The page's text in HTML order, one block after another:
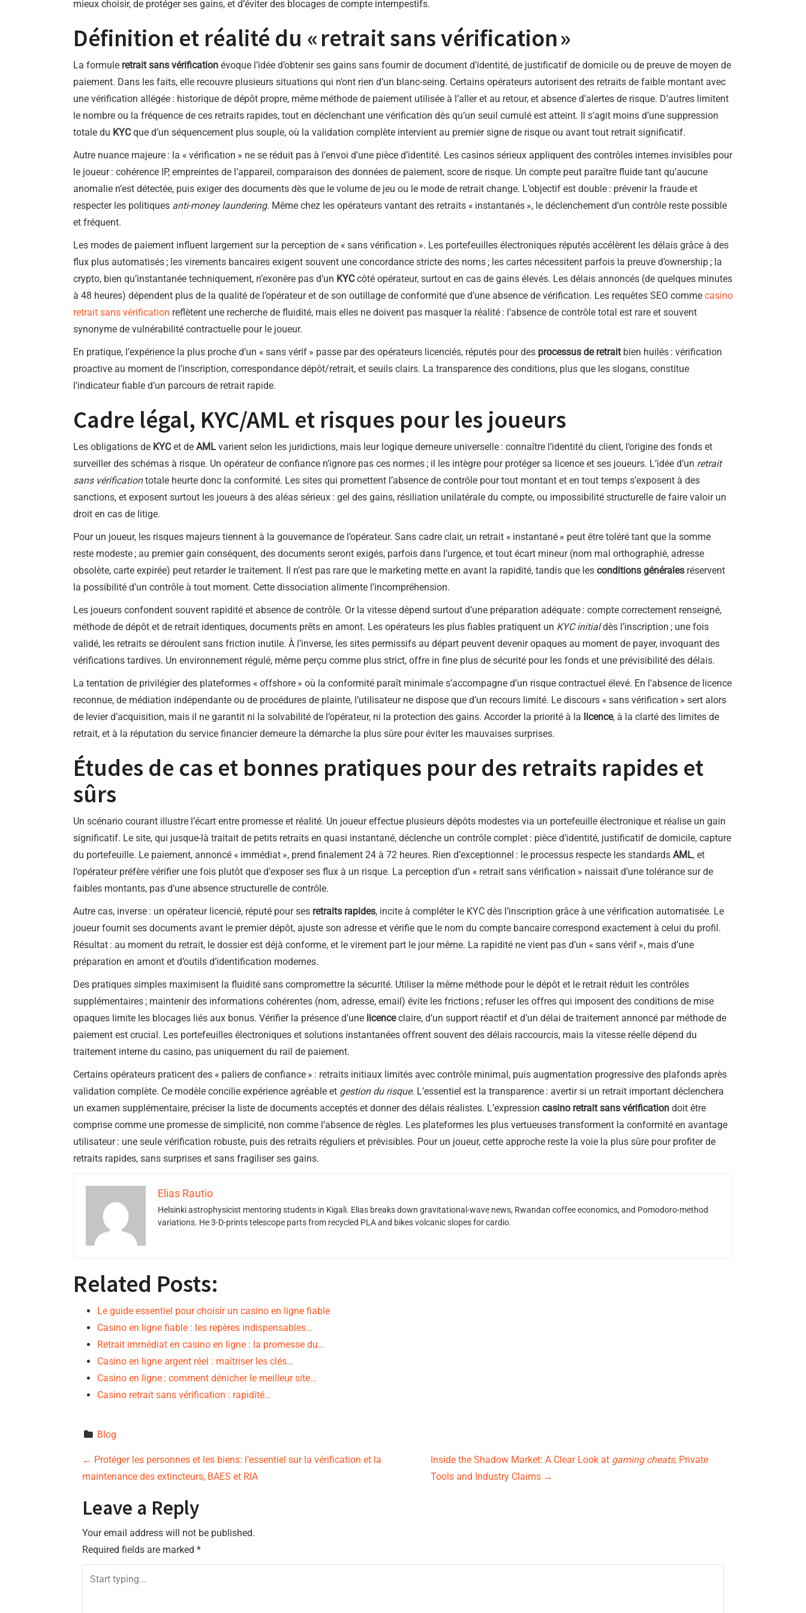
mieux choisir, de protéger ses gains, et d’éviter des blocages de compte intempestifs.
Définition et réalité du « retrait sans vérification »
La formule retrait sans vérification évoque l’idée d’obtenir ses gains sans fournir de document d’identité, de justificatif de domicile ou de preuve de moyen de
paiement. Dans les faits, elle recouvre plusieurs situations qui n’ont rien d’un blanc-seing. Certains opérateurs autorisent des retraits de faible montant avec
une vérification allégée : historique de dépôt propre, même méthode de paiement utilisée à l’aller et au retour, et absence d’alertes de risque. D’autres limitent
le nombre ou la fréquence de ces retraits rapides, tout en déclenchant une vérification dès qu’un seuil cumulé est atteint. Il s’agit moins d’une suppression
totale du KYCque d’un séquencement plus souple, où la validation complète intervient au premier signe de risque ou avant tout retrait significatif.
Autre nuance majeure : la « vérification » ne se réduit pas à l’envoi d’une pièce d’identité. Les casinos sérieux appliquent des contrôles internes invisibles pour
le joueur : cohérence IP, empreintes de l’appareil, comparaison des données de paiement, score de risque. Un compte peut paraître fluide tant qu’aucune
anomalie n’est détectée, puis exiger des documents dès que le volume de jeu ou le mode de retrait change. L’objectif est double : prévenir la fraude et
respecter les politiques anti-money laundering. Même chez les opérateurs vantant des retraits « instantanés », le déclenchement d’un contrôle reste possible
et fréquent.
Les modes de paiement influent largement sur la perception de « sans vérification ». Les portefeuilles électroniques réputés accélèrent les délais grâce à des
flux plus automatisés ; les virements bancaires exigent souvent une concordance stricte des noms ; les cartes nécessitent parfois la preuve d’ownership ; la
crypto, bien qu’instantanée techniquement, n’exonère pas d’un KYCcôté opérateur, surtout en cas de gains élevés. Les délais annoncés (de quelques minutes
à 48 heures) dépendent plus de la qualité de l’opérateur et de son outillage de conformité que d’une absence de vérification. Les requêtes SEO comme casino
retrait sans vérification reflètent une recherche de fluidité, mais elles ne doivent pas masquer la réalité : l’absence de contrôle total est rare et souvent
synonyme de vulnérabilité contractuelle pour le joueur.
En pratique, l’expérience la plus proche d’un « sans vérif » passe par des opérateurs licenciés, réputés pour des processus de retraitbien huilés : vérification
proactive au moment de l’inscription, correspondance dépôt/retrait, et seuils clairs. La transparence des conditions, plus que les slogans, constitue
l’indicateur fiable d’un parcours de retrait rapide.
Cadre légal, KYC/AML et risques pour les joueurs
Les obligations de KYCet de AML varient selon les juridictions, mais leur logique demeure universelle : connaître l’identité du client, l’origine des fonds et
surveiller des schémas à risque. Un opérateur de confiance n’ignore pas ces normes ; il les intègre pour protéger sa licence et ses joueurs. L’idée d’un retrait
sans vérificationtotale heurte donc la conformité. Les sites qui promettent l’absence de contrôle pour tout montant et en tout temps s’exposent à des
sanctions, et exposent surtout les joueurs à des aléas sérieux : gel des gains, résiliation unilatérale du compte, ou impossibilité structurelle de faire valoir un
droit en cas de litige.
Pour un joueur, les risques majeurs tiennent à la gouvernance de l’opérateur. Sans cadre clair, un retrait « instantané » peut être toléré tant que la somme
reste modeste ; au premier gain conséquent, des documents seront exigés, parfois dans l’urgence, et tout écart mineur (nom mal orthographié, adresse
obsolète, carte expirée) peut retarder le traitement. Il n’est pas rare que le marketing mette en avant la rapidité, tandis que les conditions générales réservent
la possibilité d’un contrôle à tout moment. Cette dissociation alimente l’incompréhension.
Les joueurs confondent souvent rapidité et absence de contrôle. Or la vitesse dépend surtout d’une préparation adéquate : compte correctement renseigné,
méthode de dépôt et de retrait identiques, documents prêts en amont. Les opérateurs les plus fiables pratiquent un KYC initialdès l’inscription ; une fois
validé, les retraits se déroulent sans friction inutile. À l’inverse, les sites permissifs au départ peuvent devenir opaques au moment de payer, invoquant des
vérifications tardives. Un environnement régulé, même perçu comme plus strict, offre in fine plus de sécurité pour les fonds et une prévisibilité des délais.
La tentation de privilégier des plateformes « offshore » où la conformité paraît minimale s’accompagne d’un risque contractuel élevé. En l’absence de licence
reconnue, de médiation indépendante ou de procédures de plainte, l’utilisateur ne dispose que d’un recours limité. Le discours « sans vérification » sert alors
de levier d’acquisition, mais il ne garantit ni la solvabilité de l’opérateur, ni la protection des gains. Accorder la priorité à la licence, à la clarté des limites de
retrait, et à la réputation du service financier demeure la démarche la plus sûre pour éviter les mauvaises surprises.
Études de cas et bonnes pratiques pour des retraits rapides et
sûrs
Un scénario courant illustre l’écart entre promesse et réalité. Un joueur effectue plusieurs dépôts modestes via un portefeuille électronique et réalise un gain
significatif. Le site, qui jusque-là traitait de petits retraits en quasi instantané, déclenche un contrôle complet : pièce d’identité, justificatif de domicile, capture
du portefeuille. Le paiement, annoncé « immédiat », prend finalement 24 à 72 heures. Rien d’exceptionnel : le processus respecte les standards AML, et
l’opérateur préfère vérifier une fois plutôt que d’exposer ses flux à un risque. La perception d’un « retrait sans vérification » naissait d’une tolérance sur de
faibles montants, pas d’une absence structurelle de contrôle.
Autre cas, inverse : un opérateur licencié, réputé pour ses retraits rapides, incite à compléter le KYC dès l’inscription grâce à une vérification automatisée. Le
joueur fournit ses documents avant le premier dépôt, ajuste son adresse et vérifie que le nom du compte bancaire correspond exactement à celui du profil.
Résultat : au moment du retrait, le dossier est déjà conforme, et le virement part le jour même. La rapidité ne vient pas d’un « sans vérif », mais d’une
préparation en amont et d’outils d’identification modernes.
Des pratiques simples maximisent la fluidité sans compromettre la sécurité. Utiliser la même méthode pour le dépôt et le retrait réduit les contrôles
supplémentaires ; maintenir des informations cohérentes (nom, adresse, email) évite les frictions ; refuser les offres qui imposent des conditions de mise
opaques limite les blocages liés aux bonus. Vérifier la présence d’une licenceclaire, d’un support réactif et d’un délai de traitement annoncé par méthode de
paiement est crucial. Les portefeuilles électroniques et solutions instantanées offrent souvent des délais raccourcis, mais la vitesse réelle dépend du
traitement interne du casino, pas uniquement du rail de paiement.
Certains opérateurs praticent des « paliers de confiance » : retraits initiaux limités avec contrôle minimal, puis augmentation progressive des plafonds après
validation complète. Ce modèle concilie expérience agréable et gestion du risque. L’essentiel est la transparence : avertir si un retrait important déclenchera
un examen supplémentaire, préciser la liste de documents acceptés et donner des délais réalistes. L’expression casino retrait sans vérification doit être
comprise comme une promesse de simplicité, non comme l’absence de règles. Les plateformes les plus vertueuses transforment la conformité en avantage
utilisateur : une seule vérification robuste, puis des retraits réguliers et prévisibles. Pour un joueur, cette approche reste la voie la plus sûre pour profiter de
retraits rapides, sans surprises et sans fragiliser ses gains.
Elias Rautio
Helsinki astrophysicist mentoring students in Kigali. Elias breaks down gravitational-wave news, Rwandan coffee economics, and Pomodoro-method
variations. He 3-D-prints telescope parts from recycled PLA and bikes volcanic slopes for cardio.
Related Posts:
Le guide essentiel pour choisir un casino en ligne fiable
Casino en ligne fiable : les repères indispensables…
Retrait immédiat en casino en ligne : la promesse du…
Casino en ligne argent réel : maîtriser les clés…
Casino en ligne : comment dénicher le meilleur site…
Casino retrait sans vérification : rapidité…
Blog
P
s
t
n
← Protéger les personnes et les biens: l’essentiel sur la vérification et la
maintenance des extincteurs, BAES et RIA
Inside the Shadow Market: A Clear Look at gaming cheats, Private
Tools and Industry Claims →
Leave a Reply
Your email address will not be published.
Required fields are marked *